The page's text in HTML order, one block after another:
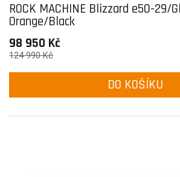
ROCK MACHINE Blizzard e50-29/
Orange/Black
98 950 Kč
124 990 Kč
DO KOŠÍKU